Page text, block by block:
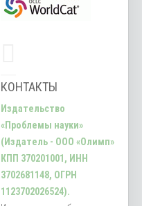
КОНТАКТЫ
Издательство
«Проблемы науки»
(Издатель - ООО «Олимп»
КПП 370201001, ИНН
3702681148, ОГРН
1123702026524).